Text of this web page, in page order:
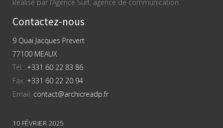
Réalisé par l’Agence Surf, agence de communication.
Contactez-nous
9 Quai Jacques Prevert
77100 MEAUX
Tél : +331 60 22 83 86
Fax: +331 60 22 20 94
Email: contact@archicreadp.fr
10 FÉVRIER 2025